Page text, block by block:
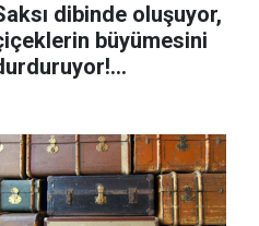
dibinde oluşuyor,
büyümesini